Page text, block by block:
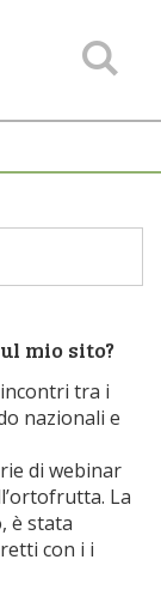
mio sito?
tra i
nazionali e
di webinar
La
è stata
con i i